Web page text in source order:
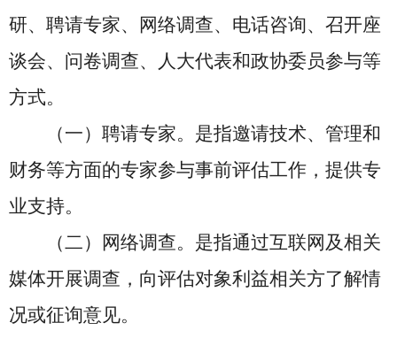
研、聘请专家、网络调查、电话咨询、召开座
谈会、问卷调查、人大代表和政协委员参与等
方式。
（一）聘请专家。是指邀请技术、管理和
财务等方面的专家参与事前评估工作，提供专
业支持。
（二）网络调查。是指通过互联网及相关
媒体开展调查，向评估对象利益相关方了解情
况或征询意见。